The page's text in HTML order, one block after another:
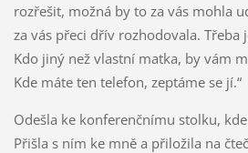
rozřešit, možná by to za vás mohla
za vás přeci dřív rozhodovala. Třeba
Kdo jiný než vlastní matka, by vám
Kde máte ten telefon, zeptáme se jí.“
Odešla ke konferenčnímu stolku,
Přišla s ním ke mně a přiložila na